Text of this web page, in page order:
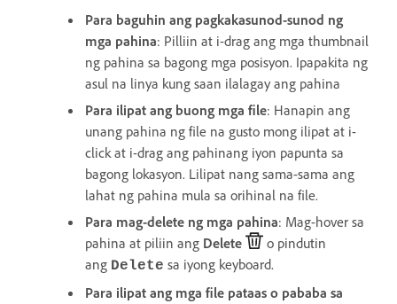
Para baguhin ang pagkakasunod-sunod ng
mga pahina: Pilliin at i-drag ang mga thumbnail
ng pahina sa bagong mga posisyon. Ipapakita ng
asul na linya kung saan ilalagay ang pahina
Para ilipat ang buong mga file: Hanapin ang
unang pahina ng file na gusto mong ilipat at i-
click at i-drag ang pahinang iyon papunta sa
bagong lokasyon. Lilipat nang sama-sama ang
lahat ng pahina mula sa orihinal na file.
Para mag-delete ng mga pahina: Mag-hover sa
pahina at piliin ang Delete
o pindutin
ang Delete sa iyong keyboard.
Para ilipat ang mga file pataas o pababa sa